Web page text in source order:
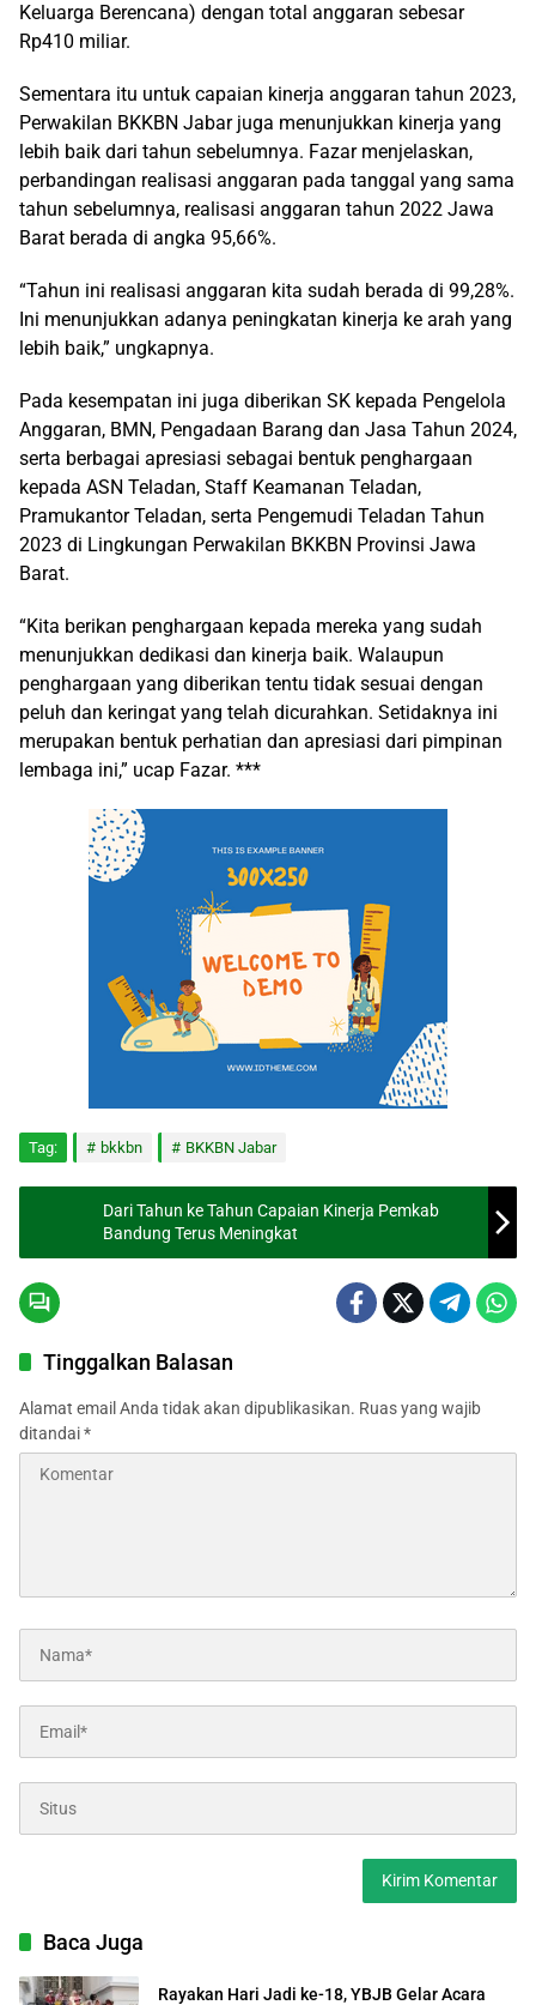
Keluarga Berencana) dengan total anggaran sebesar
Rp410 miliar.
Sementara itu untuk capaian kinerja anggaran tahun 2023,
Perwakilan BKKBN Jabar juga menunjukkan kinerja yang
lebih baik dari tahun sebelumnya. Fazar menjelaskan,
perbandingan realisasi anggaran pada tanggal yang sama
tahun sebelumnya, realisasi anggaran tahun 2022 Jawa
Barat berada di angka 95,66%.
“Tahun ini realisasi anggaran kita sudah berada di 99,28%.
Ini menunjukkan adanya peningkatan kinerja ke arah yang
lebih baik,” ungkapnya.
Pada kesempatan ini juga diberikan SK kepada Pengelola
Anggaran, BMN, Pengadaan Barang dan Jasa Tahun 2024,
serta berbagai apresiasi sebagai bentuk penghargaan
kepada ASN Teladan, Staff Keamanan Teladan,
Pramukantor Teladan, serta Pengemudi Teladan Tahun
2023 di Lingkungan Perwakilan BKKBN Provinsi Jawa
Barat.
“Kita berikan penghargaan kepada mereka yang sudah
menunjukkan dedikasi dan kinerja baik. Walaupun
penghargaan yang diberikan tentu tidak sesuai dengan
peluh dan keringat yang telah dicurahkan. Setidaknya ini
merupakan bentuk perhatian dan apresiasi dari pimpinan
lembaga ini,” ucap Fazar. ***
Tag: bkkbn BKKBN Jabar
Dari Tahun ke Tahun Capaian Kinerja Pemkab
Bandung Terus Meningkat
Tinggalkan Balasan
Alamat email Anda tidak akan dipublikasikan. Ruas yang wajib
ditandai*
Baca Juga
Rayakan Hari Jadi ke-18, YBJB Gelar Acara